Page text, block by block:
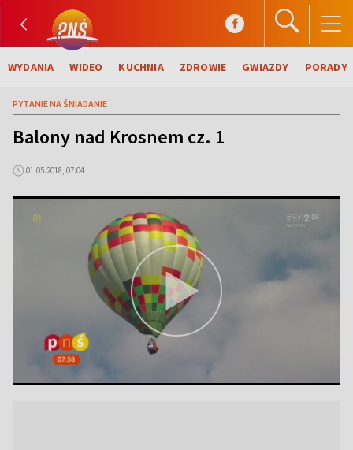
WYDANIA WIDEO KUCHNIA ZDROWIE GWIAZDY PORADY
PYTANIE NA ŚNIADANIE
Balony nad Krosnem cz. 1
01.05.2018, 07:04